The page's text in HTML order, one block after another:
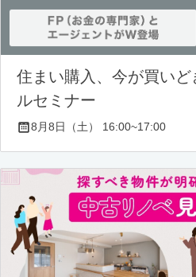
住まい購入、今が買い
ルセミナー
8月8日（土） 16:00~17:00